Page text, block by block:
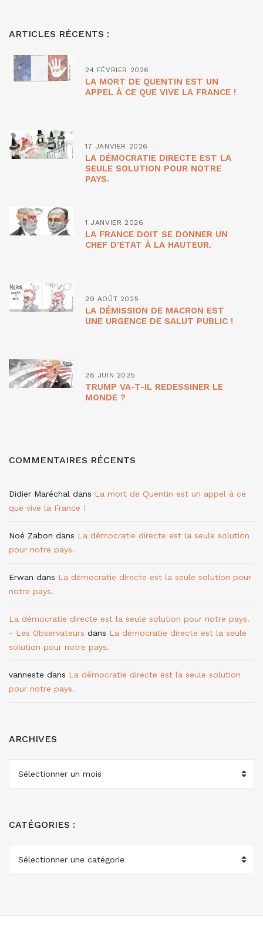
ARTICLES RÉCENTS :
24 FÉVRIER 2026
LA MORT DE QUENTIN EST UN
APPEL À CE QUE VIVE LA FRANCE !
17 JANVIER 2026
LA DÉMOCRATIE DIRECTE EST LA
SEULE SOLUTION POUR NOTRE
PAYS.
1 JANVIER 2026
LA FRANCE DOIT SE DONNER UN
CHEF D’ETAT À LA HAUTEUR.
29 AOÛT 2025
LA DÉMISSION DE MACRON EST
UNE URGENCE DE SALUT PUBLIC !
28 JUIN 2025
TRUMP VA-T-IL REDESSINER LE
MONDE ?
COMMENTAIRES RÉCENTS
Didier Maréchal dans La mort de Quentin est un appel à ce
que vive la France !
Noé Zabon dans La démocratie directe est la seule solution
pour notre pays.
Erwan dans La démocratie directe est la seule solution pour
notre pays.
La démocratie directe est la seule solution pour notre pays.
- Les Observateurs dans La démocratie directe est la seule
solution pour notre pays.
vanneste dans La démocratie directe est la seule solution
pour notre pays.
ARCHIVES
ARCHIVES
CATÉGORIES :
CATÉGORIES